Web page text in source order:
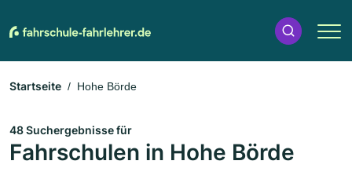
Startseite Hohe Börde
48 Suchergebnisse für
Fahrschulen in Hohe Börde